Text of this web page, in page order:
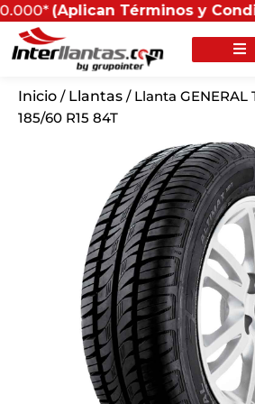
Términos y
Inicio / Llantas / Llanta GENERAL
185/60 R15 84T